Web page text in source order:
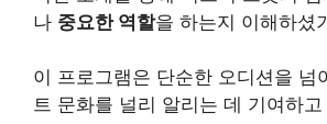
나 중요한 역할을 하는지 이해하셨
이 프로그램은 단순한 오디션을 넘
트 문화를 널리 알리 는 데 기여하